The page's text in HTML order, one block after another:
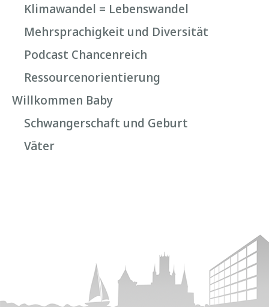
Klimawandel = Lebenswandel
Mehrsprachigkeit und Diversität
Podcast Chancenreich
Ressourcenorientierung
Willkommen Baby
Schwangerschaft und Geburt
Väter